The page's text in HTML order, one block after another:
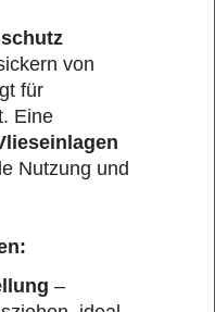
von
für
Eine
Nutzung und
–